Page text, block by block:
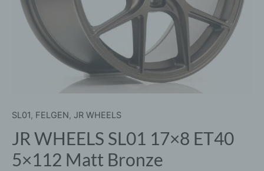
SL01, FELGEN, JR WHEELS
JR WHEELS SL01 17×8 ET40
5×112 Matt Bronze